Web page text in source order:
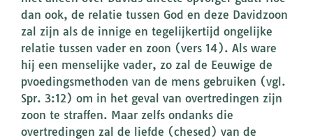
dan ook, de relatie tussen God en deze Davidzoon
zal zijn als de innige en tegelijkertijd ongelijke
relatie tussen vader en zoon (vers 14). Als ware
hij een menselijke vader, zo zal de Eeuwige de
pvoedingsmethoden van de mens gebruiken (vgl.
Spr. 3:12) om in het geval van overtredingen zijn
zoon te straffen. Maar zelfs ondanks die
overtredingen zal de liefde (chesed) van de